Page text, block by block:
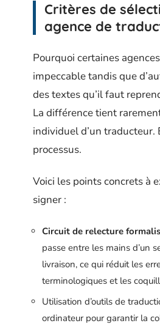
Critères de
agence de
Pourquoi certaines
impeccable tandis que
des textes qu’il faut
La différence tient
individuel d’un traducteur.
processus.
Voici les points concrets à
signer :
Circuit de relecture
passe entre les mains d’un
livraison, ce qui réduit les
terminologiques et les
Utilisation d’outils de
ordinateur pour garantir la